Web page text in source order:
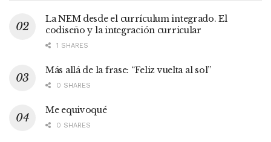
La NEM desde el currículum integrado. El
codiseño y la integración curricular
1 SHARES
Más allá de la frase: “Feliz vuelta al sol”
0 SHARES
Me equivoqué
0 SHARES